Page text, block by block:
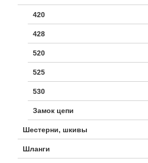
420
428
520
525
530
Замок цепи
Шестерни, шкивы
Шланги